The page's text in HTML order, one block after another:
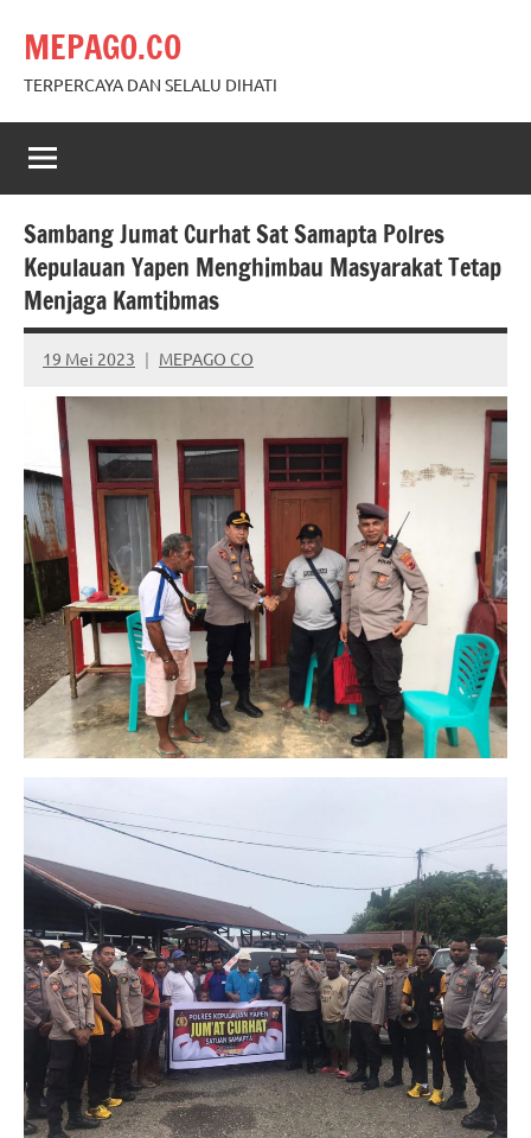
content
MEPAGO.CO
TERPERCAYA DAN SELALU DIHATI
Sambang Jumat Curhat Sat Samapta Polres
Kepulauan Yapen Menghimbau Masyarakat Tetap
Menjaga Kamtibmas
19 Mei 2023 MEPAGO CO
No
comments